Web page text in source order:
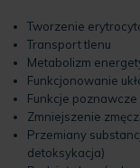
Tworzenie
Transport tlenu
Metabolizm
Funkcjonowanie
Funkcje poznawcze
Zmniejszenie
Przemiany
detoksykacja)